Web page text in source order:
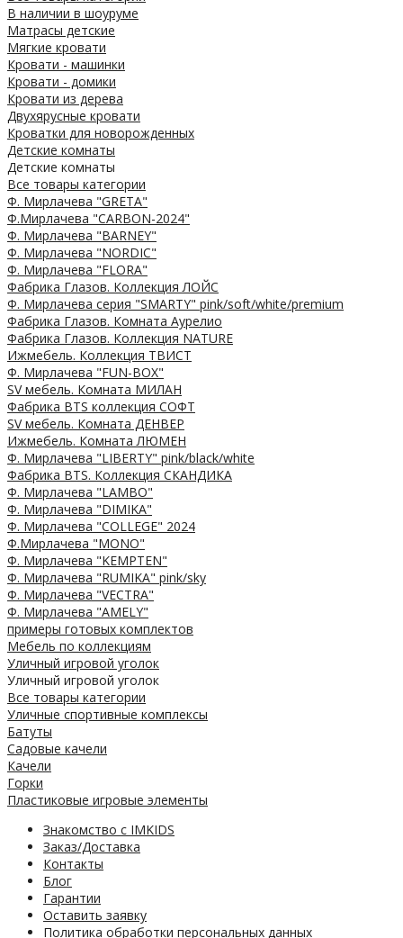
В наличии в шоуруме
Матрасы детские
Мягкие кровати
Кровати - машинки
Кровати - домики
Кровати из дерева
Двухярусные кровати
Кроватки для новорожденных
Детские комнаты
Детские комнаты
Все товары категории
Ф. Мирлачева "GRETA"
Ф.Мирлачева "CARBON-2024"
Ф. Мирлачева "BARNEY"
Ф. Мирлачева "NORDIC"
Ф. Мирлачева "FLORA"
Фабрика Глазов. Коллекция ЛОЙС
Ф. Мирлачева серия "SMARTY" pink/soft/white/premium
Фабрика Глазов. Комната Аурелио
Фабрика Глазов. Коллекция NATURE
Ижмебель. Коллекция ТВИСТ
Ф. Мирлачева "FUN-BOX"
SV мебель. Комната МИЛАН
Фабрика BTS коллекция СОФТ
SV мебель. Комната ДЕНВЕР
Ижмебель. Комната ЛЮМЕН
Ф. Мирлачева "LIBERTY" pink/black/white
Фабрика BTS. Коллекция СКАНДИКА
Ф. Мирлачева "LAMBO"
Ф. Мирлачева "DIMIKA"
Ф. Мирлачева "COLLEGE" 2024
Ф.Мирлачева "MONO"
Ф. Мирлачева "KEMPTEN"
Ф. Мирлачева "RUMIKA" pink/sky
Ф. Мирлачева "VECTRA"
Ф. Мирлачева "AMELY"
примеры готовых комплектов
Мебель по коллекциям
Уличный игровой уголок
Уличный игровой уголок
Все товары категории
Уличные спортивные комплексы
Батуты
Садовые качели
Качели
Горки
Пластиковые игровые элементы
Знакомство с IMKIDS
Заказ/Доставка
Контакты
Блог
Гарантии
Оставить заявку
Политика обработки персональных данных